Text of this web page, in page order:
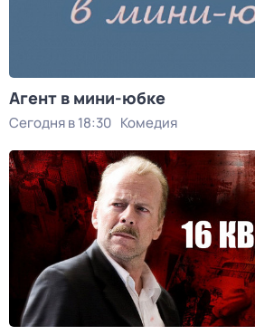
Агент в мини-юбке
Сегодня в 18:30 Комедия